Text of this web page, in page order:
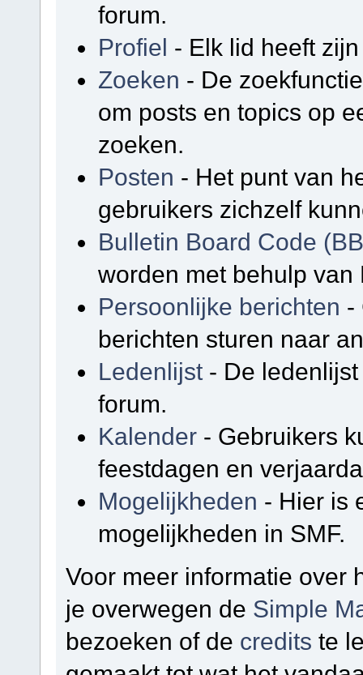
forum.
Profiel - Elk lid heeft
Zoeken - De
om posts en topics op
zoeken.
Posten - Het punt van
gebruikers zichzelf
Bulletin Board Code
worden met behulp
Persoonlijke berichten -
berichten sturen naar
Ledenlijst - De
forum.
Kalender - Gebruikers
feestdagen en
Mogelijkheden - Hier is
mogelijkheden in SMF.
Voor meer informatie over
je overwegen de Simple
bezoeken of de credits te